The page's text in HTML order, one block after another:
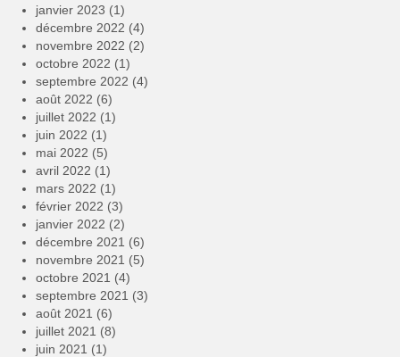
janvier 2023 (1)
décembre 2022 (4)
novembre 2022 (2)
octobre 2022 (1)
septembre 2022 (4)
août 2022 (6)
juillet 2022 (1)
juin 2022 (1)
mai 2022 (5)
avril 2022 (1)
mars 2022 (1)
février 2022 (3)
janvier 2022 (2)
décembre 2021 (6)
novembre 2021 (5)
octobre 2021 (4)
septembre 2021 (3)
août 2021 (6)
juillet 2021 (8)
juin 2021 (1)